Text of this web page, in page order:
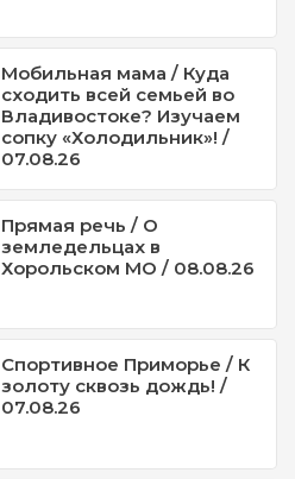
Мобильная мама / Куда
сходить всей семьей во
Владивостоке? Изучаем
сопку «Холодильник»! /
07.08.26
Прямая речь / О
земледельцах в
Хорольском МО / 08.08.26
Спортивное Приморье / К
золоту сквозь дождь! /
07.08.26